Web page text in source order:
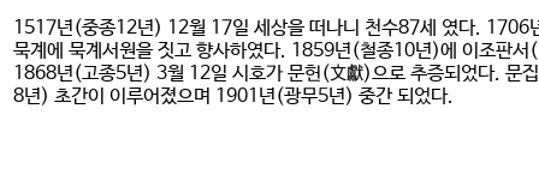
1517년(중종12년) 12월 17일 세상을 떠나니 천수87세 였다.
묵계에 묵계서원을 짓고 향사하였다. 1859년(철종10년)에 이조판
1868년(고종5년) 3월 12일 시호가 문헌(文獻)으로 추증되었다. 문
8년) 초간이 이루어졌으며 1901년(광무5년) 중간 되었다.